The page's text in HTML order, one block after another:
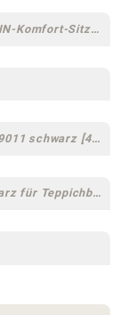
Ergonomischer DIN-Komfort-Sitz [75]
Polyamid Fußkreuz RAL 9011 schwarz [44]
DR1 Rollen schwarz für Teppichböden [10]